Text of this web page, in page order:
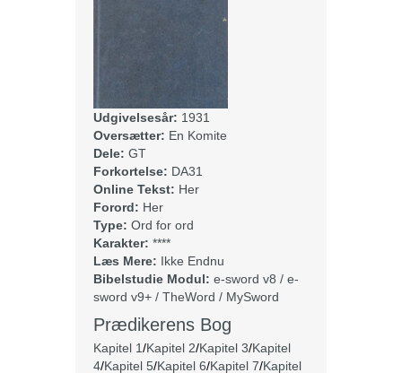
Udgivelsesår: 1931
Oversætter: En Komite
Dele: GT
Forkortelse: DA31
Online Tekst: Her
Forord: Her
Type: Ord for ord
Karakter: ****
Læs Mere: Ikke Endnu
Bibelstudie Modul: e-sword v8 / e-
sword v9+ / TheWord / MySword
Prædikerens Bog
Kapitel 1/Kapitel 2/Kapitel 3/Kapitel
4/Kapitel 5/Kapitel 6/Kapitel 7/Kapitel